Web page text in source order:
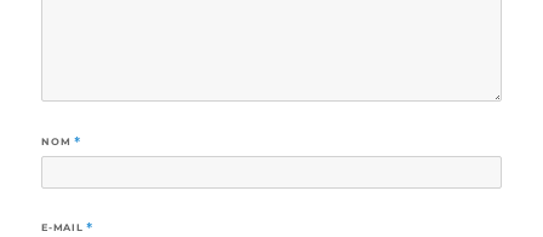
NOM *
E-MAIL *